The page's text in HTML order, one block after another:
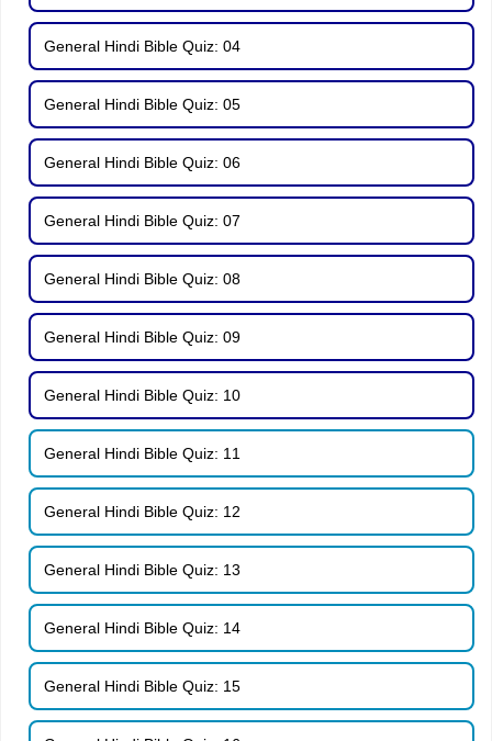
General Hindi Bible Quiz: 04
General Hindi Bible Quiz: 05
General Hindi Bible Quiz: 06
General Hindi Bible Quiz: 07
General Hindi Bible Quiz: 08
General Hindi Bible Quiz: 09
General Hindi Bible Quiz: 10
General Hindi Bible Quiz: 11
General Hindi Bible Quiz: 12
General Hindi Bible Quiz: 13
General Hindi Bible Quiz: 14
General Hindi Bible Quiz: 15